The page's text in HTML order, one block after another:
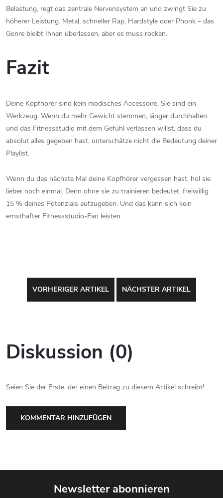
Belastung, regt das zentrale Nervensystem an und zwingt Sie zu
höherer Leistung. Metal, schneller Rap, Hardstyle oder Phonk – das
Genre bleibt Ihnen überlassen, aber es muss rocken.
Fazit
Deine Kopfhörer sind kein modisches Accessoire. Sie sind ein
Werkzeug. Wenn du mehr Gewicht stemmen, länger durchhalten
und das Fitnessstudio mit dem Gefühl verlassen willst, dass du
absolut alles gegeben hast, unterschätze nicht die Bedeutung deiner
Playlist.
Wenn du das nächste Mal deine Kopfhörer vergessen hast, hol sie
lieber noch einmal. Denn ohne sie zu trainieren bedeutet, freiwillig
15 % deines Potenzials aufzugeben. Und das kann sich kein
ernsthafter Fitnessstudio-Fan leisten.
VORHERIGER ARTIKEL NÄCHSTER ARTIKEL
Diskussion (0)
Seien Sie der Erste, der einen Beitrag zu diesem Artikel schreibt!
KOMMENTAR HINZUFÜGEN
Newsletter abonnieren